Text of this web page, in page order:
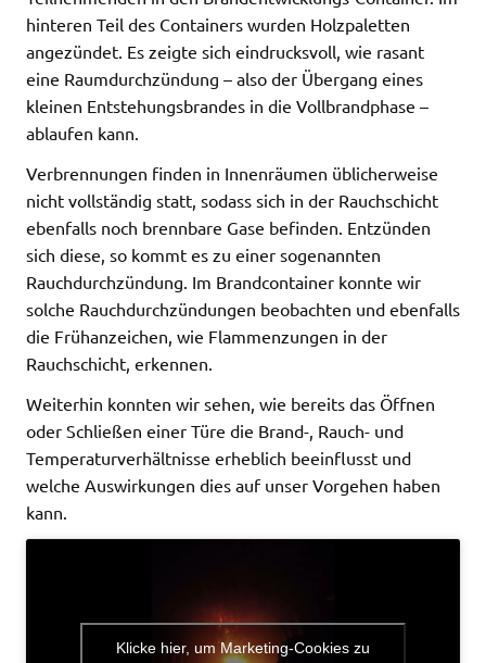
hinteren Teil des Containers wurden Holzpaletten
angezündet. Es zeigte sich eindrucksvoll, wie rasant
eine Raumdurchzündung – also der Übergang eines
kleinen Entstehungsbrandes in die Vollbrandphase –
ablaufen kann.
Verbrennungen finden in Innenräumen üblicherweise
nicht vollständig statt, sodass sich in der Rauchschicht
ebenfalls noch brennbare Gase befinden. Entzünden
sich diese, so kommt es zu einer sogenannten
Rauchdurchzündung. Im Brandcontainer konnte wir
solche Rauchdurchzündungen beobachten und ebenfalls
die Frühanzeichen, wie Flammenzungen in der
Rauchschicht, erkennen.
Weiterhin konnten wir sehen, wie bereits das Öffnen
oder Schließen einer Türe die Brand-, Rauch- und
Temperaturverhältnisse erheblich beeinflusst und
welche Auswirkungen dies auf unser Vorgehen haben
kann.
Klicke hier, um Marketing-Cookies zu